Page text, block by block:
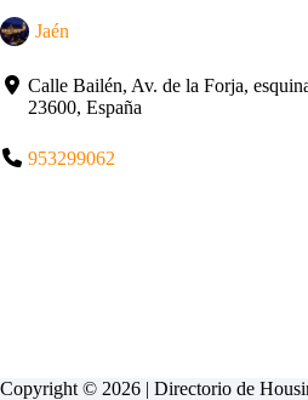
Jaén
Calle Bailén, Av. de la Forja,
23600, España
953299062
Copyright © 2026 | Directorio de